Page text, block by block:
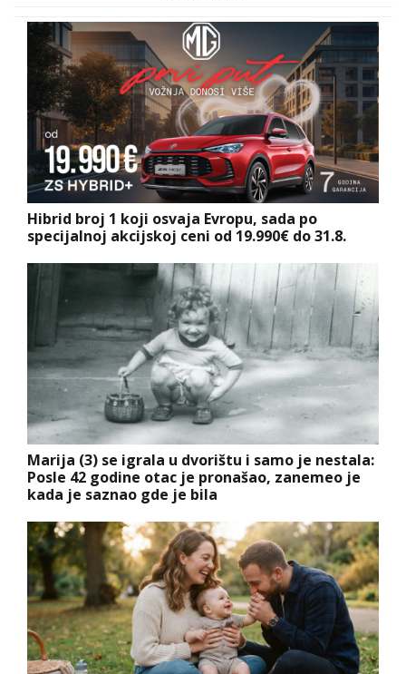
Hibrid broj 1 koji osvaja Evropu, sada po
specijalnoj akcijskoj ceni od 19.990€ do 31.8.
Marija (3) se igrala u dvorištu i samo je nestala:
Posle 42 godine otac je pronašao, zanemeo je
kada je saznao gde je bila